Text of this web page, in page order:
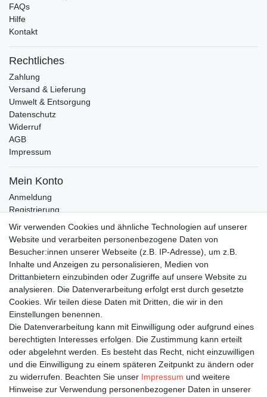
FAQs
Hilfe
Kontakt
Rechtliches
Zahlung
Versand & Lieferung
Umwelt & Entsorgung
Datenschutz
Widerruf
AGB
Impressum
Mein Konto
Anmeldung
Registrierung
Wunschliste
Warenkorb
Bleiben Sie auf dem Laufenden ...
E-MAIL **
Newsletter
Honig
Hiermit bestätige ich, dass ich die
Einwilligung kann ich jederzeit widerrufen.**
Abonnieren
** Hierbei handelt es sich um ein Pflichtfeld.
Wir verwenden Cookies und ähnliche Technologien auf unserer
Website und verarbeiten personenbezogene Daten von
Besucher:innen unserer Webseite (z.B. IP-Adresse), um z.B.
Inhalte und Anzeigen zu personalisieren, Medien von
Drittanbietern einzubinden oder Zugriffe auf unsere Website zu
analysieren. Die Datenverarbeitung erfolgt erst durch gesetzte
Cookies. Wir teilen diese Daten mit Dritten, die wir in den
Einstellungen benennen.
Die Datenverarbeitung kann mit Einwilligung oder aufgrund eines
berechtigten Interesses erfolgen. Die Zustimmung kann erteilt
oder abgelehnt werden. Es besteht das Recht, nicht einzuwilligen
und die Einwilligung zu einem späteren Zeitpunkt zu ändern oder
zu widerrufen. Beachten Sie unser Impressum und weitere
Hinweise zur Verwendung personenbezogener Daten in unserer